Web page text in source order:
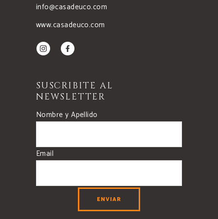
info@casadeuco.com
www.casadeuco.com
SUSCRIBITE AL
NEWSLETTER
Nombre y Apellido
Email